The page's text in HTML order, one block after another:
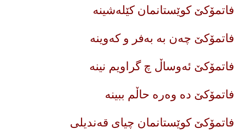
فاتمۆکێ کوێستانمان کێلەشینە
فاتمۆکێ چەن بە بەفر و کەوینە
فاتمۆکێ ئەوساڵ چ گراویم نینە
فاتمۆکێ دە وەرە حاڵم ببینە
فاتمۆکێ کوێستانمان چیای قەندیلی